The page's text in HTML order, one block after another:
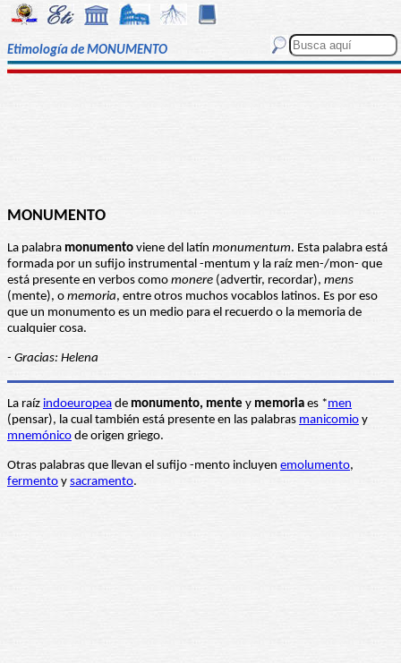
Etimología de MONUMENTO
MONUMENTO
La palabra monumento viene del latín monumentum. Esta palabra está
formada por un sufijo instrumental -mentum y la raíz men-/mon- que
está presente en verbos como monere (advertir, recordar), mens
(mente), o memoria, entre otros muchos vocablos latinos. Es por eso
que un monumento es un medio para el recuerdo o la memoria de
cualquier cosa.
- Gracias: Helena
La raíz indoeuropea de monumento, mente y memoria es *men
(pensar), la cual también está presente en las palabras manicomio y
mnemónico de origen griego.
Otras palabras que llevan el sufijo -mento incluyen emolumento,
fermento y sacramento.